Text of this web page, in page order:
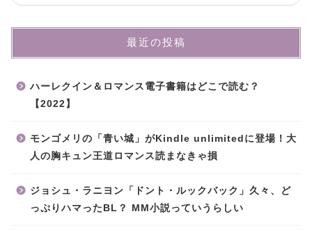
最近の投稿
ハーレクイン＆ロマンス電子書籍はどこで読む？
【2022】
モンゴメリの「青い城」がKindle unlimitedに登場！大
人の胸キュン王道ロマンス読まなきゃ損
ジョシュ・ラニヨン「ドント・ルックバック」久々、ど
っぷりハマったBL？ MM小説っていうらしい